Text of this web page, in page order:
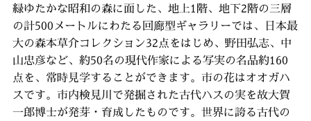
緑ゆたかな昭和の森に面した、地上1階、地下2階の三層
の計500メートルにわたる回廊型ギャラリーでは、日本最
大の森本草介コレクション32点をはじめ、野田弘志、中
山忠彦など、約50名の現代作家による写実の名品約160
点を、常時見学することができます。市の花はオオガハ
スです。市内検見川で発掘された古代ハスの実を故大賀
一郎博士が発芽・育成したものです。世界に誇る古代の